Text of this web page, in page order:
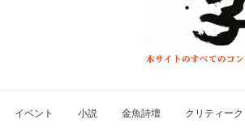
イベント 小説 金魚詩壇 クリティーク